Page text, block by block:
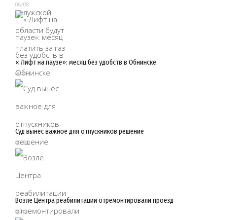
06/08
« Лифт на паузе»: месяц без удобств в Обнинске
06/08
Суд вынес важное для отпускников решение
06/08
Возле Центра реабилитации отремонтировали проезд
06/08